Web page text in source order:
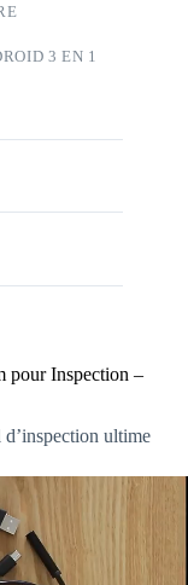
3 EN 1
pour Inspection –
ultime